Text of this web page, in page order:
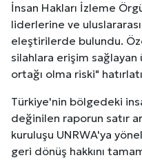
İnsan Hakları İzleme
liderlerine ve
eleştirilerde bulundu.
silahlara erişim sağlayan
ortağı olma riski"
Türkiye'nin bölgedeki
değinilen raporun satır
kuruluşu UNRWA'ya
geri dönüş hakkını